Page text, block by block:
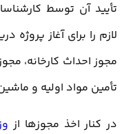
تأیید آن توسط
لازم را برای آغاز
مجوز احداث کارخانه،
تأمین مواد اولیه و
در کنار اخذ مجوزها از